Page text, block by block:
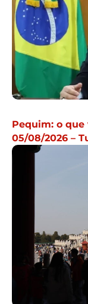
Pequim: o
05/08/2026 –